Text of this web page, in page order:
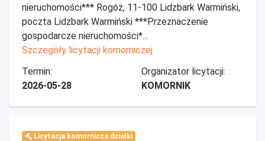
nieruchomości*** Rogóż, 11-100 Lidzbark Warmiński,
poczta Lidzbark Warmiński ***Przeznaczenie
gospodarcze nieruchomości*...
Szczegóły licytacji komorniczej
Termin:
2026-05-28
Organizator licytacji:
KOMORNIK
Licytacja komornicza działki